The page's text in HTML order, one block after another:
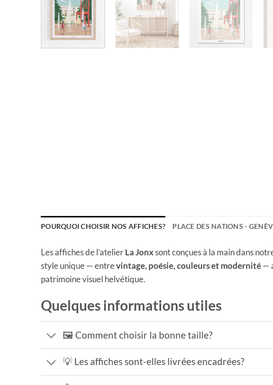
POURQUOI CHOISIR NOS AFFICHES? PLACE DES NATIONS -
Les affiches de l’atelierLa Jonxsont conçues à la main dans
style unique — entrevintage, poésie, couleurs et modernité—
patrimoine visuel helvétique.
Quelques informations utiles
🖼️ Comment choisir la bonne taille?
💡 Les affiches sont-elles livrées encadrées?